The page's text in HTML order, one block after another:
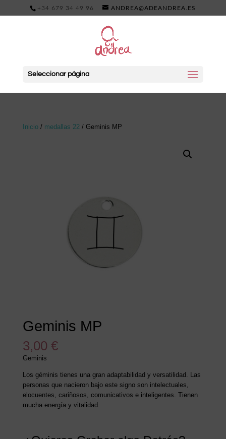
+34 679 34 49 96 ANDREA@ADEANDREA.ES
Seleccionar página
Inicio/ medallas 22/ Geminis MP
Geminis MP
3,00 €
Geminis
Los géminis tienes una gran adaptabilidad y versatilidad. Las
personas que nacieron bajo este signo son intelectuales,
elocuentes, cariñosos, comunicativos e inteligentes. Tienen
mucha energía y vitalidad.